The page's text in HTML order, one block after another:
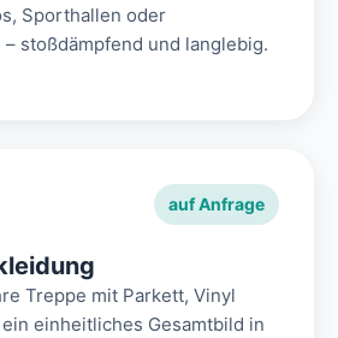
Sporthallen oder
stoßdämpfend und langlebig.
auf Anfrage
Treppe mit Parkett, Vinyl
einheitliches Gesamtbild in